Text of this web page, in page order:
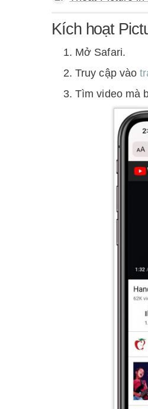
Kích hoạt
Mở Safari.
Truy cập vào
Tìm video mà